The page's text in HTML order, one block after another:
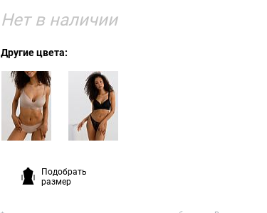
Нет в наличии
Другие цвета:
Подобрать
размер